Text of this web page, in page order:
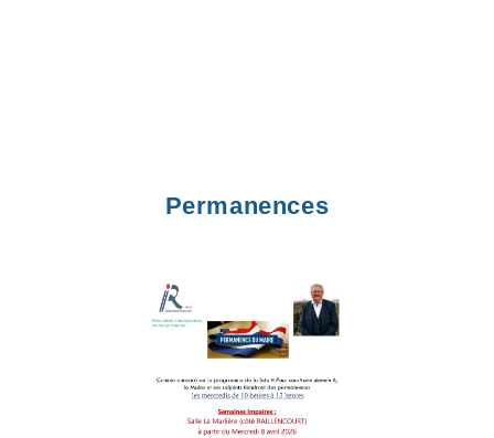
Permanences